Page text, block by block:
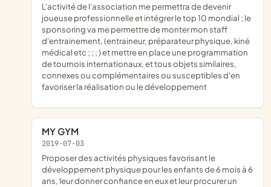
l'activité de l'association me permettra de devenir
joueuse professionnelle et intégrer le top 10 mondial ; le
sponsoring va me permettre de monter mon staff
d'entrainement, (entraineur, préparateur physique, kiné
médical etc ; ; ; ) et mettre en place une programmation
de tournois internationaux, et tous objets similaires,
connexes ou complémentaires ou susceptibles d'en
favoriser la réalisation ou le développement
MY GYM
2019-07-03
proposer des activités physiques favorisant le
développement physique pour les enfants de 6 mois à 6
ans, leur donner confiance en eux et leur procurer un